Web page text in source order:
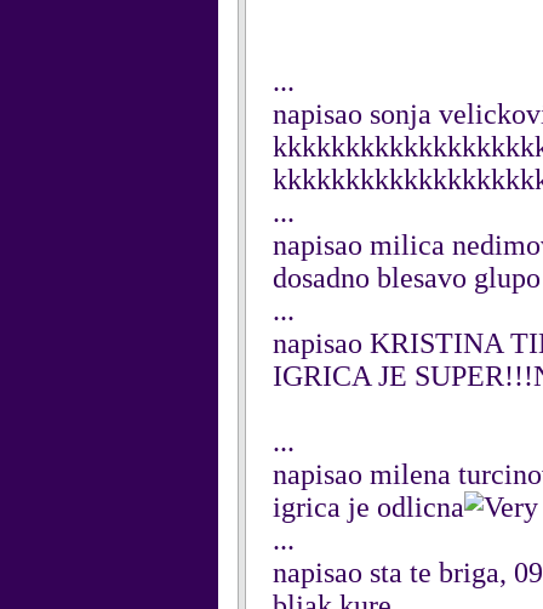
...
napisao sonja
...
napisao milica
dosadno blesavo glupo
...
napisao KRISTINA
IGRICA JE
...
napisao milena
igrica je odlicna
...
napisao sta te briga,